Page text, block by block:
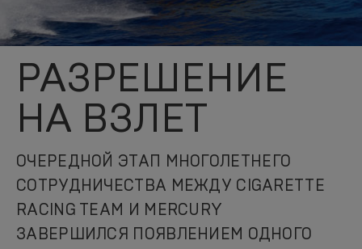
РАЗРЕШЕНИЕ
НА ВЗЛЕТ
ОЧЕРЕДНОЙ ЭТАП МНОГОЛЕТНЕГО
СОТРУДНИЧЕСТВА МЕЖДУ CIGARETTE
RACING TEAM И MERCURY
ЗАВЕРШИЛСЯ ПОЯВЛЕНИЕМ ОДНОГО